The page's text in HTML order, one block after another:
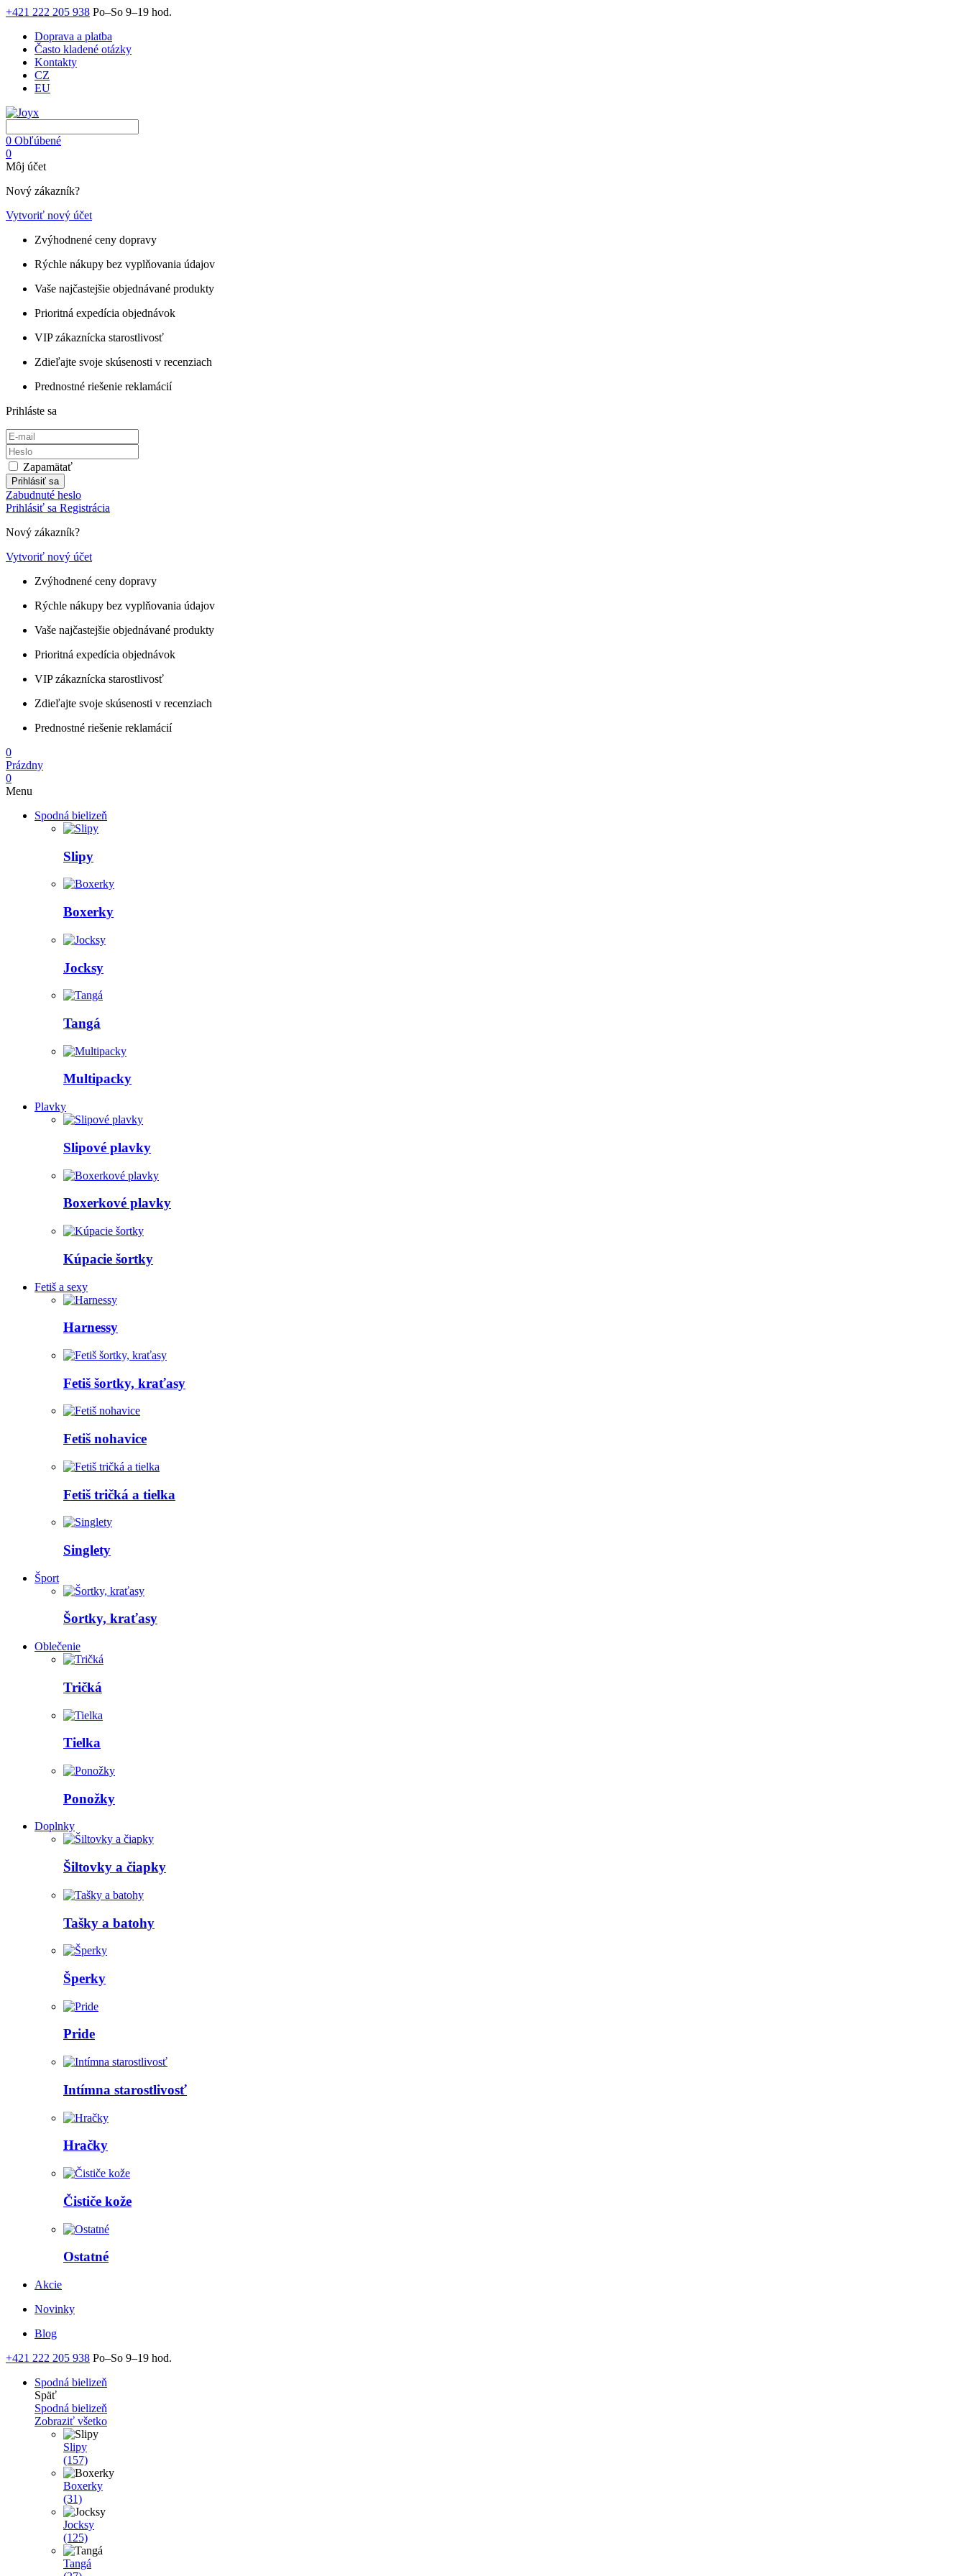
+421 222 205 938 Po–So 9–19 hod.
Doprava a platba
Často kladené otázky
Kontakty
CZ
EU
0 Obľúbené
0
Môj účet
Nový zákazník?
Vytvoriť nový účet
Zvýhodnené ceny dopravy
Rýchle nákupy bez vyplňovania údajov
Vaše najčastejšie objednávané produkty
Prioritná expedícia objednávok
VIP zákaznícka starostlivosť
Zdieľajte svoje skúsenosti v recenziach
Prednostné riešenie reklamácií
Prihláste sa
Zapamätať
Prihlásiť sa
Zabudnuté heslo
Prihlásiť sa Registrácia
Nový zákazník?
Vytvoriť nový účet
Zvýhodnené ceny dopravy
Rýchle nákupy bez vyplňovania údajov
Vaše najčastejšie objednávané produkty
Prioritná expedícia objednávok
VIP zákaznícka starostlivosť
Zdieľajte svoje skúsenosti v recenziach
Prednostné riešenie reklamácií
0
Prázdny
0
Menu
Spodná bielizeň
Slipy
Boxerky
Jocksy
Tangá
Multipacky
Plavky
Slipové plavky
Boxerkové plavky
Kúpacie šortky
Fetiš a sexy
Harnessy
Fetiš šortky, kraťasy
Fetiš nohavice
Fetiš tričká a tielka
Singlety
Šport
Šortky, kraťasy
Oblečenie
Tričká
Tielka
Ponožky
Doplnky
Šiltovky a čiapky
Tašky a batohy
Šperky
Pride
Intímna starostlivosť
Hračky
Čističe kože
Ostatné
Akcie
Novinky
Blog
+421 222 205 938 Po–So 9–19 hod.
Spodná bielizeň
Späť
Spodná bielizeň
Zobraziť všetko
Slipy
(157)
Boxerky
(31)
Jocksy
(125)
Tangá